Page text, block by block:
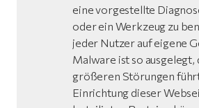
eine vorgestellte
oder ein Werkzeug zu
jeder Nutzer auf eigene
Malware ist so ausgelegt,
größeren Störungen
Einrichtung dieser